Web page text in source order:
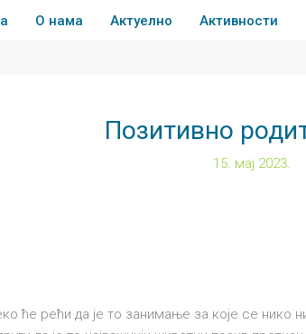
О нама Актуелно Активности
Позитивно
15. мај 2023.
ће рећи да је то занимање за које се нико